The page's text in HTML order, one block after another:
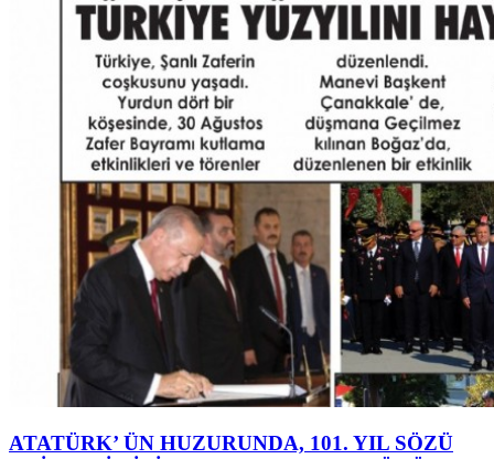
ATATÜRK’ ÜN HUZURUNDA, 101. YIL SÖZÜ